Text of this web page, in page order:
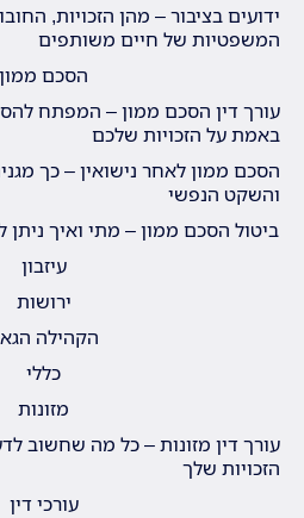
ידועים בציבור – מהן הזכויות,
המשפטיות של חיים משותפים
הסכם ממון
עורך דין הסכם ממון – המפתח
באמת על הזכויות שלכם
הסכם ממון לאחר נישואין – כך
והשקט הנפשי
ביטול הסכם ממון – מתי ואיך
עיזבון
ירושות
הקהילה
כללי
מזונות
עורך דין מזונות – כל מה שחשוב
הזכויות שלך
עורכי דין